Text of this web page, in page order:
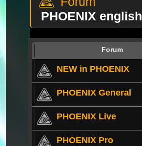
PHOENIX english
Forum
NEW in PHOENIX
PHOENIX General
PHOENIX Live
PHOENIX Pro